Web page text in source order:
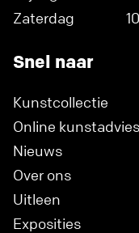
Zaterdag
Snel naar
Kunstcollectie
Online kunstadvies
Nieuws
Over ons
Uitleen
Exposities